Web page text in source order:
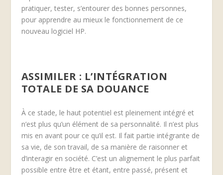
pratiquer, tester, s’entourer des bonnes personnes,
pour apprendre au mieux le fonctionnement de ce
nouveau logiciel HP.
ASSIMILER : L’INTÉGRATION
TOTALE DE SA DOUANCE
À ce stade, le haut potentiel est pleinement intégré et
n’est plus qu’un élément de sa personnalité. Il n’est plus
mis en avant pour ce qu’il est. Il fait partie intégrante de
sa vie, de son travail, de sa manière de raisonner et
d’interagir en société. C’est un alignement le plus parfait
possible entre être et étant, entre passé, présent et